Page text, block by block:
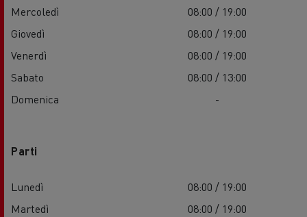
Mercoledì
08:00 / 19:00
Giovedì
08:00 / 19:00
Venerdì
08:00 / 19:00
Sabato
08:00 / 13:00
Domenica
-
Parti
Lunedì
08:00 / 19:00
Martedì
08:00 / 19:00